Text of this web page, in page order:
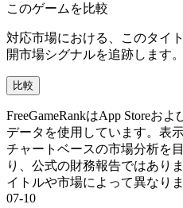
このゲームを比較
対応市場における、このタイ
開市場シグナルを追跡します。
比較
FreeGameRankはApp Storeお
データを使用しています。表
チャートベースの市場分析を
り、公式の財務報告ではあり
イトルや市場によって異なりま
07-10